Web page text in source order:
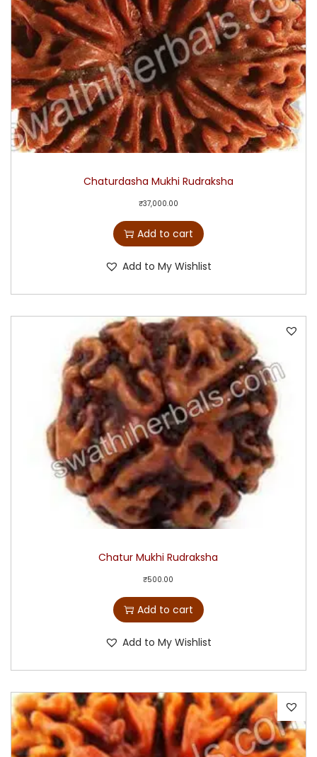
Chaturdasha Mukhi Rudraksha
₹37,000.00
Add to cart
Add to My Wishlist
Chatur Mukhi Rudraksha
₹500.00
Add to cart
Add to My Wishlist